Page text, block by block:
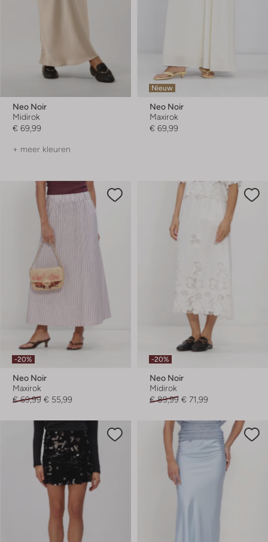
Neo Noir
Midirok
€ 69,99
+ meer kleuren
Nieuw
Neo Noir
Maxirok
€ 69,99
-20%
Neo Noir
Maxirok
€ 69,99 € 55,99
-20%
Neo Noir
Midirok
€ 89,99 € 71,99